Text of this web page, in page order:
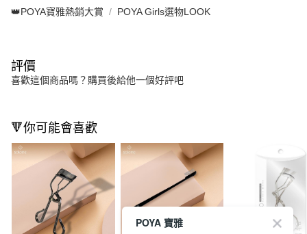
👑POYA寶雅熱銷大賞 POYA Girls選物LOOK
評價
喜歡這個商品嗎？購買後給他一個好評吧
🔻你可能會喜歡
POYA 寶雅